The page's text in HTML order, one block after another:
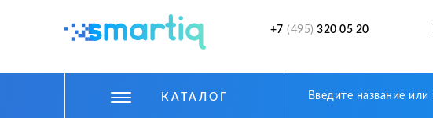
+7 (495) 320 05 20
КАТАЛОГ